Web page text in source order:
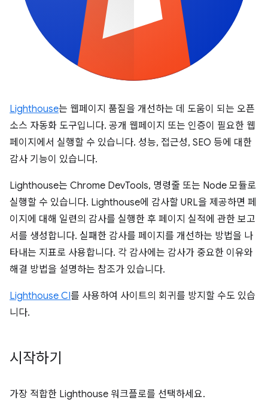
Lighthouse는 웹페이지 품질을 개선하는 데 도움이 되는 오픈
소스 자동화 도구입니다. 공개 웹페이지 또는 인증이 필요한 웹
페이지에서 실행할 수 있습니다. 성능, 접근성, SEO 등에 대한
감사 기능이 있습니다.
Lighthouse는 Chrome DevTools, 명령줄 또는 Node 모듈로
실행할 수 있습니다. Lighthouse에 감사할 URL을 제공하면 페
이지에 대해 일련의 감사를 실행한 후 페이지 실적에 관한 보고
서를 생성합니다. 실패한 감사를 페이지를 개선하는 방법을 나
타내는 지표로 사용합니다. 각 감사에는 감사가 중요한 이유와
해결 방법을 설명하는 참조가 있습니다.
Lighthouse CI를 사용하여 사이트의 회귀를 방지할 수도 있습
니다.
시작하기
가장 적합한 Lighthouse 워크플로를 선택하세요.